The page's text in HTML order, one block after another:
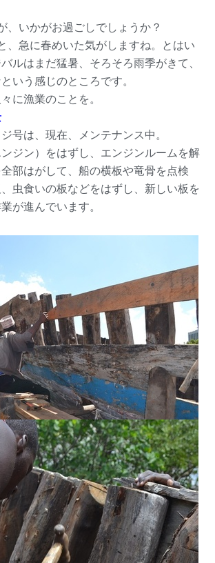
、いかがお過ごしでしょうか？
、急に春めいた気がしますね。とはい
ルはまだ猛暑、そろそろ雨季がきて、
いう感じのところです。
に漁業のことを。
号は、現在、メンテナンス中。
ジン）をはずし、エンジンルームを解
部はがして、船の横板や竜骨を点検
虫食いの板などをはずし、新しい板を
が進んでいます。